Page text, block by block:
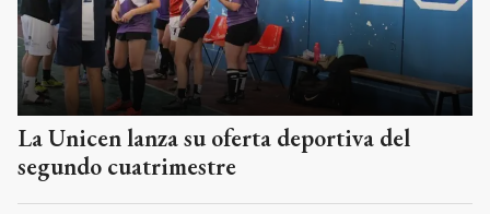
La Unicen lanza su oferta deportiva del
segundo cuatrimestre